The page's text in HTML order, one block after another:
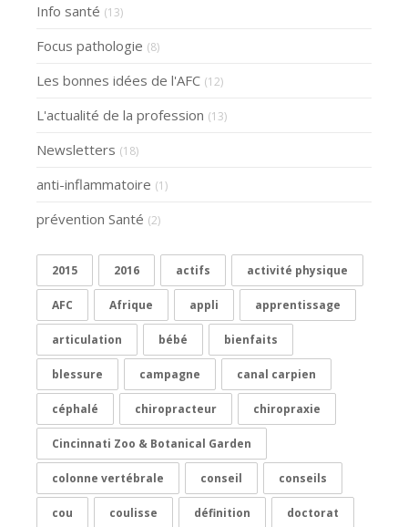
Info santé (13)
Focus pathologie (8)
Les bonnes idées de l'AFC (12)
L'actualité de la profession (13)
Newsletters (18)
anti-inflammatoire (1)
prévention Santé (2)
2015 2016 actifs activité physique
AFC Afrique appli apprentissage
articulation bébé bienfaits
blessure campagne canal carpien
céphalé chiropracteur chiropraxie
Cincinnati Zoo & Botanical Garden
colonne vertébrale conseil conseils
cou coulisse définition doctorat